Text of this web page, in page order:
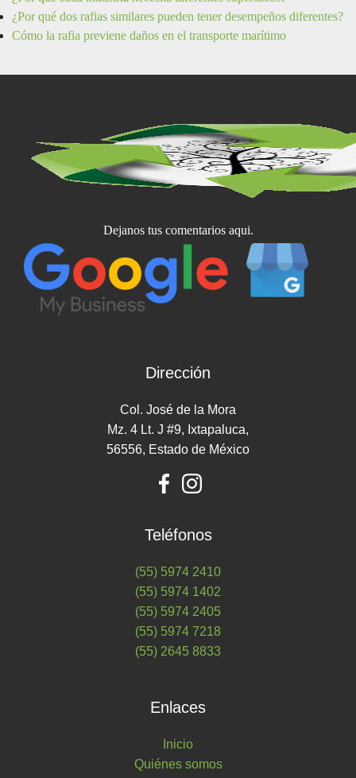
¿Por qué dos rafias similares pueden tener desempeños diferentes?
Cómo la rafia previene daños en el transporte marítimo
Dejanos tus comentarios aqui.
Dirección
Col. José de la Mora
Mz. 4 Lt. J #9, Ixtapaluca,
56556, Estado de México
Teléfonos
(55) 5974 2410
(55) 5974 1402
(55) 5974 2405
(55) 5974 7218
(55) 2645 8833
Enlaces
Inicio
Quiénes somos